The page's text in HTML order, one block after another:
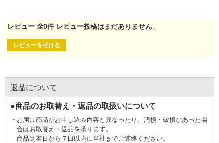
レビュー 全0件 レビュー投稿はまだありません。
レビューを付ける
返品について
●商品のお取替え・返品の取扱いについて
お届け商品がお申し込み内容と異なったり、汚損・破損があった場
合はお取替え・返品を承ります。
商品到着日から７日以内に当社までご連絡ください。